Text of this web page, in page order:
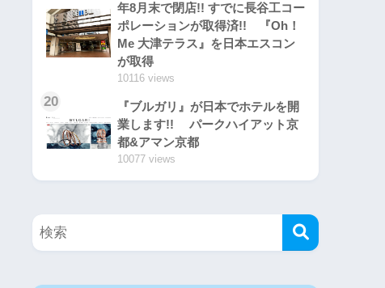
年8月末で閉店!! すでに長谷工コー
ポレーションが取得済!! 『Oh！
Me 大津テラス』を日本エスコン
が取得
10116 views
20
『ブルガリ』が日本でホテルを開
業します!! パークハイアット京
都&アマン京都
10077 views